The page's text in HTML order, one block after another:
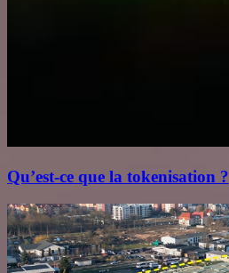
Qu’est‑ce que la tokenisation ?